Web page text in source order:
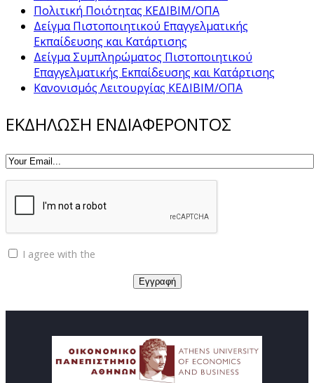
Πολιτική Ποιότητας ΚΕΔΙΒΙΜ/ΟΠΑ
Δείγμα Πιστοποιητικού Επαγγελματικής
Εκπαίδευσης και Κατάρτισης
Δείγμα Συμπληρώματος Πιστοποιητικού
Επαγγελματικής Εκπαίδευσης και Κατάρτισης
Κανονισμός Λειτουργίας ΚΕΔΙΒΙΜ/ΟΠΑ
ΕΚΔΗΛΩΣΗ ΕΝΔΙΑΦΕΡΟΝΤΟΣ
I agree with the